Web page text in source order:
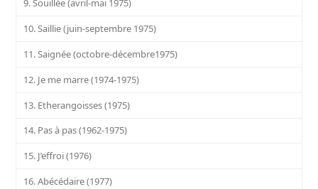
9. Souillée (avril-mai 1975)
10. Saillie (juin-septembre 1975)
11. Saignée (octobre-décembre1975)
12. Je me marre (1974-1975)
13. Etherangoisses (1975)
14. Pas à pas (1962-1975)
15. J’effroi (1976)
16. Abécédaire (1977)